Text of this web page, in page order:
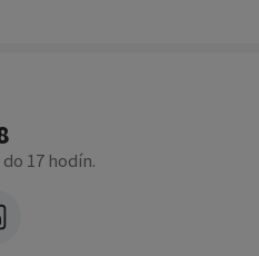
17 hodín.